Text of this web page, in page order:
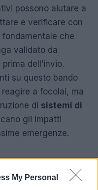
My Personal
possono aiutare a
e verificare con
che
validato da
dell’invio.
su questo bando
reagire a focolai, ma
di sistemi di
gli impatti
emergenze.